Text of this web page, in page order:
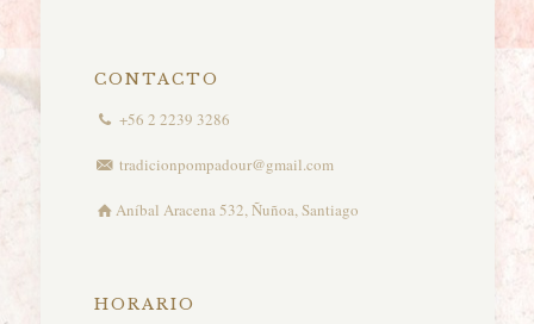
CONTACTO
+56 2 2239 3286
tradicionpompadour@gmail.com
Aníbal Aracena 532, Ñuñoa, Santiago
HORARIO